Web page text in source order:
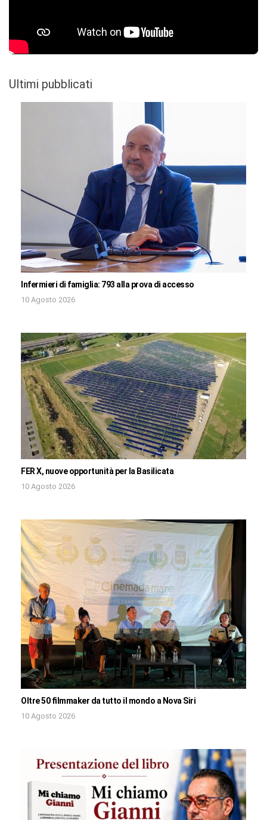
Ultimi pubblicati
Infermieri di famiglia: 793 alla prova di accesso
10 Agosto 2026
FER X, nuove opportunità per la Basilicata
10 Agosto 2026
Oltre 50 filmmaker da tutto il mondo a Nova Siri
10 Agosto 2026